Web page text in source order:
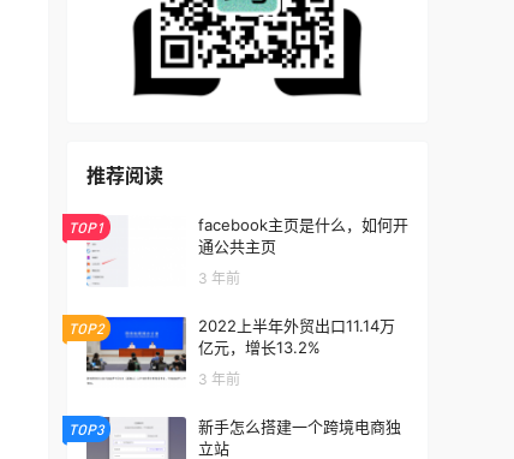
推荐阅读
TOP1
facebook主页是什么，如何开
通公共主页
3 年前
TOP2
2022上半年外贸出口11.14万
亿元，增长13.2%
3 年前
TOP3
新手怎么搭建一个跨境电商独
立站